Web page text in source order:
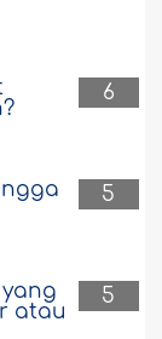
6
5
5
atau